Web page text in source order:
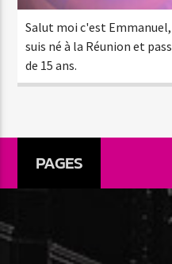
Hit’s Play Urban
Salut moi c'est
suis né à la Réunion et
de 15 ans.
PAGES